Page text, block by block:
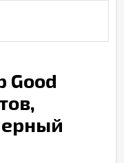
Good